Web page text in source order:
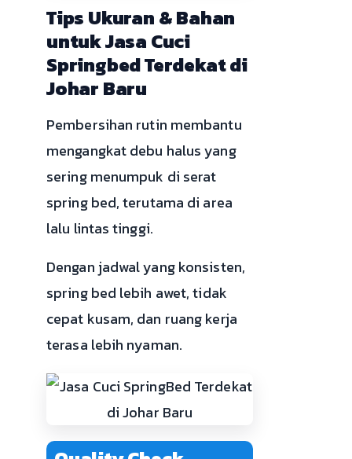
Tips Ukuran & Bahan
untuk Jasa Cuci
Springbed Terdekat di
Johar Baru
Pembersihan rutin membantu
mengangkat debu halus yang
sering menumpuk di serat
spring bed, terutama di area
lalu lintas tinggi.
Dengan jadwal yang konsisten,
spring bed lebih awet, tidak
cepat kusam, dan ruang kerja
terasa lebih nyaman.